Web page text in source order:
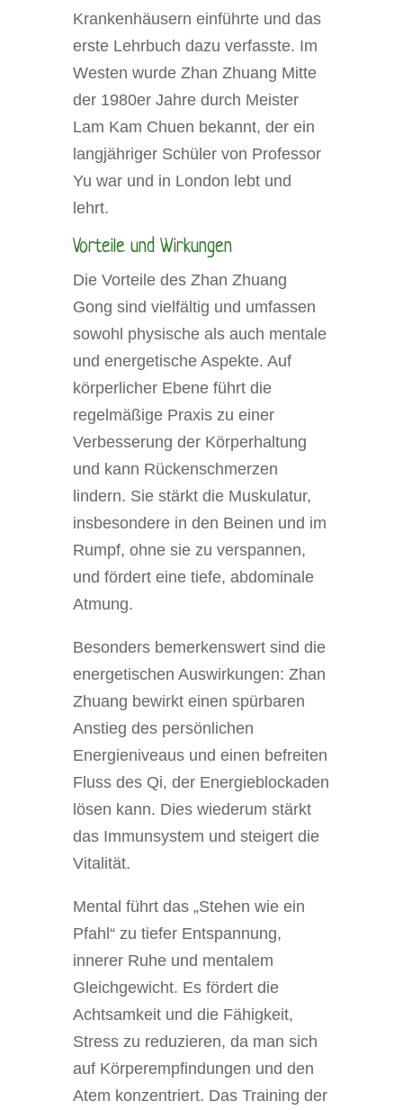
Krankenhäusern einführte und das
erste Lehrbuch dazu verfasste. Im
Westen wurde Zhan Zhuang Mitte
der 1980er Jahre durch Meister
Lam Kam Chuen bekannt, der ein
langjähriger Schüler von Professor
Yu war und in London lebt und
lehrt.
Vorteile und Wirkungen
Die Vorteile des Zhan Zhuang
Gong sind vielfältig und umfassen
sowohl physische als auch mentale
und energetische Aspekte. Auf
körperlicher Ebene führt die
regelmäßige Praxis zu einer
Verbesserung der Körperhaltung
und kann Rückenschmerzen
lindern. Sie stärkt die Muskulatur,
insbesondere in den Beinen und im
Rumpf, ohne sie zu verspannen,
und fördert eine tiefe, abdominale
Atmung.
Besonders bemerkenswert sind die
energetischen Auswirkungen: Zhan
Zhuang bewirkt einen spürbaren
Anstieg des persönlichen
Energieniveaus und einen befreiten
Fluss des Qi, der Energieblockaden
lösen kann. Dies wiederum stärkt
das Immunsystem und steigert die
Vitalität.
Mental führt das „Stehen wie ein
Pfahl“ zu tiefer Entspannung,
innerer Ruhe und mentalem
Gleichgewicht. Es fördert die
Achtsamkeit und die Fähigkeit,
Stress zu reduzieren, da man sich
auf Körperempfindungen und den
Atem konzentriert. Das Training der